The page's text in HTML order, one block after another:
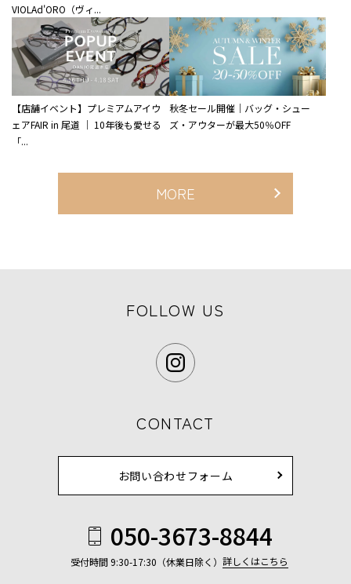
VIOLAd'ORO（ヴィ...
【店舗イベント】プレミアムアイウ
ェアFAIR in 尾道 ｜ 10年後も愛せる
「...
秋冬セール開催｜バッグ・シュー
ズ・アウターが最大50％OFF
MORE
FOLLOW US
CONTACT
お問い合わせフォーム
050-3673-8844
受付時間 9:30-17:30（休業日除く） 詳しくはこちら